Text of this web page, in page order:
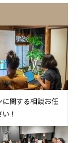
に関する相談お任
！